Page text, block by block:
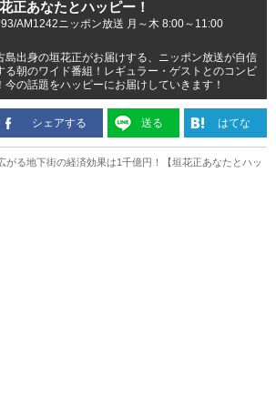
正あなたとハッピー！
AM1242ニッポン放送 月～木 8:00～11:00
島出身の垣花正がお届けする、ニッポン放送が自信
る朝のワイド番組！レギュラー・ゲストとのコンビ
今の話題をハッピーにお届けしていきます！
シェアする 送る はてな
がる地下街の経済効果は1千億円！【垣花正あなたとハッ